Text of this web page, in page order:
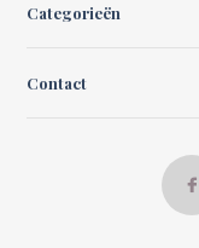
Categorieën
Contact